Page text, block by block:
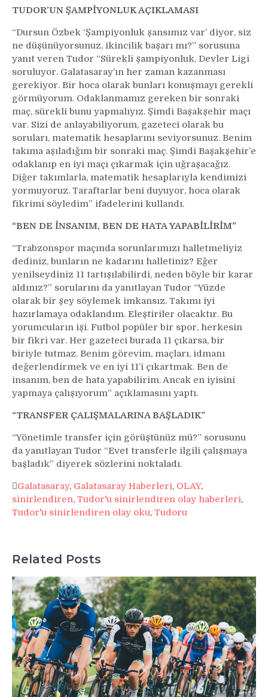
TUDOR’UN ŞAMPİYONLUK AÇIKLAMASI
“Dursun Özbek ‘Şampiyonluk şansımız var’ diyor, siz
ne düşünüyorsunuz, ikincilik başarı mı?” sorusuna
yanıt veren Tudor “Sürekli şampiyonluk, Devler Ligi
soruluyor. Galatasaray’ın her zaman kazanması
gerekiyor. Bir hoca olarak bunları konuşmayı gerekli
görmüyorum. Odaklanmamız gereken bir sonraki
maç, sürekli bunu yapmalıyız. Şimdi Başakşehir maçı
var. Sizi de anlayabiliyorum, gazeteci olarak bu
soruları, matematik hesaplarını seviyorsunuz. Benim
takıma aşıladığım bir sonraki maç. Şimdi Başakşehir’e
odaklanıp en iyi maçı çıkarmak için uğraşacağız.
Diğer takımlarla, matematik hesaplarıyla kendimizi
yormuyoruz. Taraftarlar beni duyuyor, hoca olarak
fikrimi söyledim” ifadelerini kullandı.
“BEN DE İNSANIM, BEN DE HATA YAPABİLİRİM”
“Trabzonspor maçında sorunlarımızı halletmeliyiz
dediniz, bunların ne kadarını halletiniz? Eğer
yenilseydiniz 11 tartışılabilirdi, neden böyle bir karar
aldınız?” sorularını da yanıtlayan Tudor “Yüzde
olarak bir şey söylemek imkansız. Takımı iyi
hazırlamaya odaklandım. Eleştiriler olacaktır. Bu
yorumcuların işi. Futbol popüler bir spor, herkesin
bir fikri var. Her gazeteci burada 11 çıkarsa, bir
biriyle tutmaz. Benim görevim, maçları, idmanı
değerlendirmek ve en iyi 11’i çıkartmak. Ben de
insanım, ben de hata yapabilirim. Ancak en iyisini
yapmaya çalışıyorum” açıklamasını yaptı.
“TRANSFER ÇALIŞMALARINA BAŞLADIK”
“Yönetimle transfer için görüştünüz mü?” sorusunu
da yanıtlayan Tudor “Evet transferle ilgili çalışmaya
başladık” diyerek sözlerini noktaladı.
Galatasaray, Galatasaray Haberleri, OLAY,
sinirlendiren, Tudor'u sinirlendiren olay haberleri,
Tudor'u sinirlendiren olay oku, Tudoru
Related Posts